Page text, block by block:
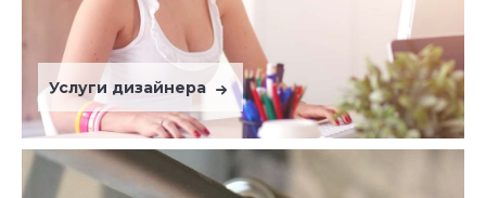
Услуги дизайнера